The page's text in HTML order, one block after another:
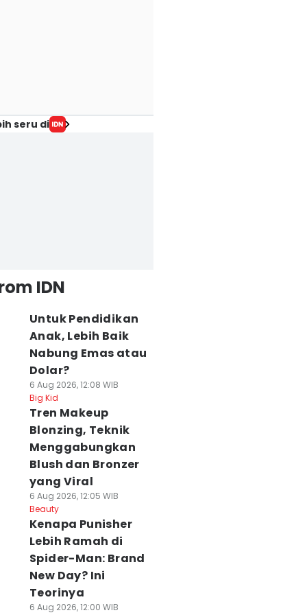
seru di
IDN
Untuk Pendidikan
Anak, Lebih Baik
Nabung Emas atau
Dolar?
6 Aug 2026, 12:08 WIB
Big Kid
Tren Makeup
Blonzing, Teknik
Menggabungkan
Blush dan Bronzer
yang Viral
6 Aug 2026, 12:05 WIB
Beauty
Kenapa Punisher
Lebih Ramah di
Spider-Man: Brand
New Day? Ini
Teorinya
6 Aug 2026, 12:00 WIB